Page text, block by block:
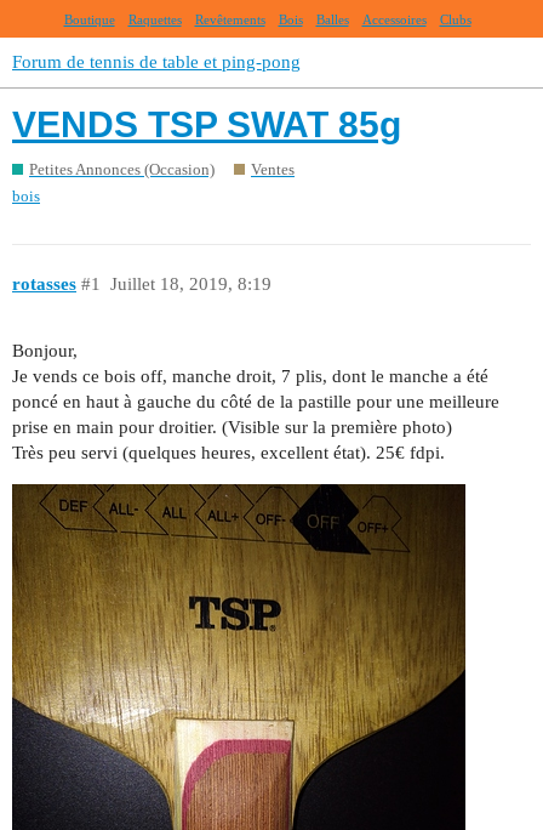
Boutique Raquettes Revêtements Bois Balles Accessoires Clubs
Forum de tennis de table et ping-pong
VENDS TSP SWAT 85g
Petites Annonces (Occasion)
Ventes
bois
rotasses Juillet 18, 2019, 8:19
#1
Bonjour,
Je vends ce bois off, manche droit, 7 plis, dont le manche a été
poncé en haut à gauche du côté de la pastille pour une meilleure
prise en main pour droitier. (Visible sur la première photo)
Très peu servi (quelques heures, excellent état). 25€ fdpi.